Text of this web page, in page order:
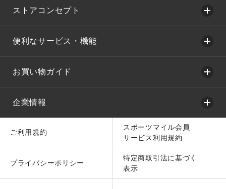
ストアコンセプト
便利なサービス・機能
お買い物ガイド
企業情報
ご利用規約
スポーツマイル会員
サービス利用規約
プライバシーポリシー
特定商取引法に基づく
表示